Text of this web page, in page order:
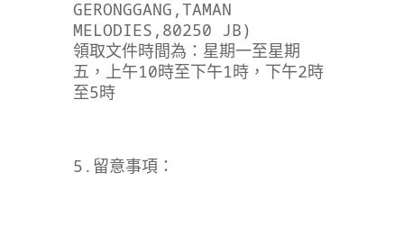
GERONGGANG,TAMAN
MELODIES,80250 JB)
領取文件時間為：星期一至星期
五，上午10時至下午1時，下午2時
至5時
5.留意事項：